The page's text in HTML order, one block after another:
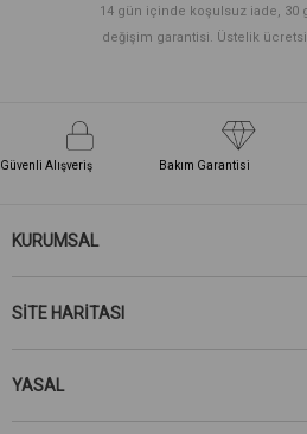
14 gün içinde koşulsuz iade, 30
değişim garantisi. Üstelik
Güvenli Alışveriş Bakım Garantisi
KURUMSAL
SİTE HARİTASI
YASAL